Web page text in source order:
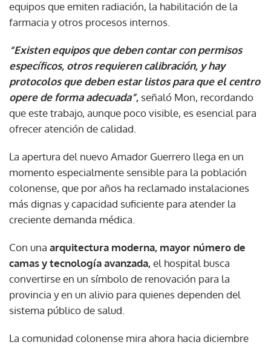
equipos que emiten radiación, la habilitación de la
farmacia y otros procesos internos.
“Existen equipos que deben contar con permisos
específicos, otros requieren calibración, y hay
protocolos que deben estar listos para que el centro
opere de forma adecuada”, señaló Mon, recordando
que este trabajo, aunque poco visible, es esencial para
ofrecer atención de calidad.
La apertura del nuevo Amador Guerrero llega en un
momento especialmente sensible para la población
colonense, que por años ha reclamado instalaciones
más dignas y capacidad suficiente para atender la
creciente demanda médica.
Con una arquitectura moderna, mayor número de
camas y tecnología avanzada,el hospital busca
convertirse en un símbolo de renovación para la
provincia y en un alivio para quienes dependen del
sistema público de salud.
La comunidad colonense mira ahora hacia diciembre